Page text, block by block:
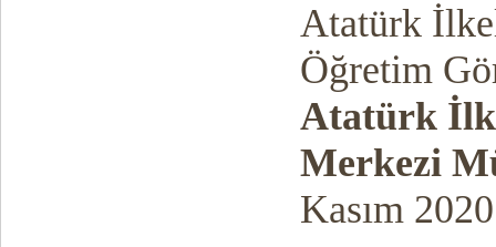
Atatürk
Öğretim
Atatürk
Merkezi
Kasım